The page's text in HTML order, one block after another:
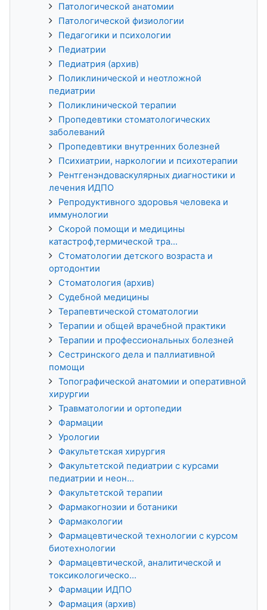
Патологической анатомии
Патологической физиологии
Педагогики и психологии
Педиатрии
Педиатрия (архив)
Поликлинической и неотложной
педиатрии
Поликлинической терапии
Пропедевтики стоматологических
заболеваний
Пропедевтики внутренних болезней
Психиатрии, наркологии и психотерапии
Рентгенэндоваскулярных диагностики и
лечения ИДПО
Репродуктивного здоровья человека и
иммунологии
Скорой помощи и медицины
катастроф,термической тра...
Стоматологии детского возраста и
ортодонтии
Стоматология (архив)
Судебной медицины
Терапевтической стоматологии
Терапии и общей врачебной практики
Терапии и профессиональных болезней
Сестринского дела и паллиативной
помощи
Топографической анатомии и оперативной
хирургии
Травматологии и ортопедии
Фармации
Урологии
Факультетская хирургия
Факультетской педиатрии с курсами
педиатрии и неон...
Факультетской терапии
Фармакогнозии и ботаники
Фармакологии
Фармацевтической технологии с курсом
биотехнологии
Фармацевтической, аналитической и
токсикологическо...
Фармации ИДПО
Фармация (архив)